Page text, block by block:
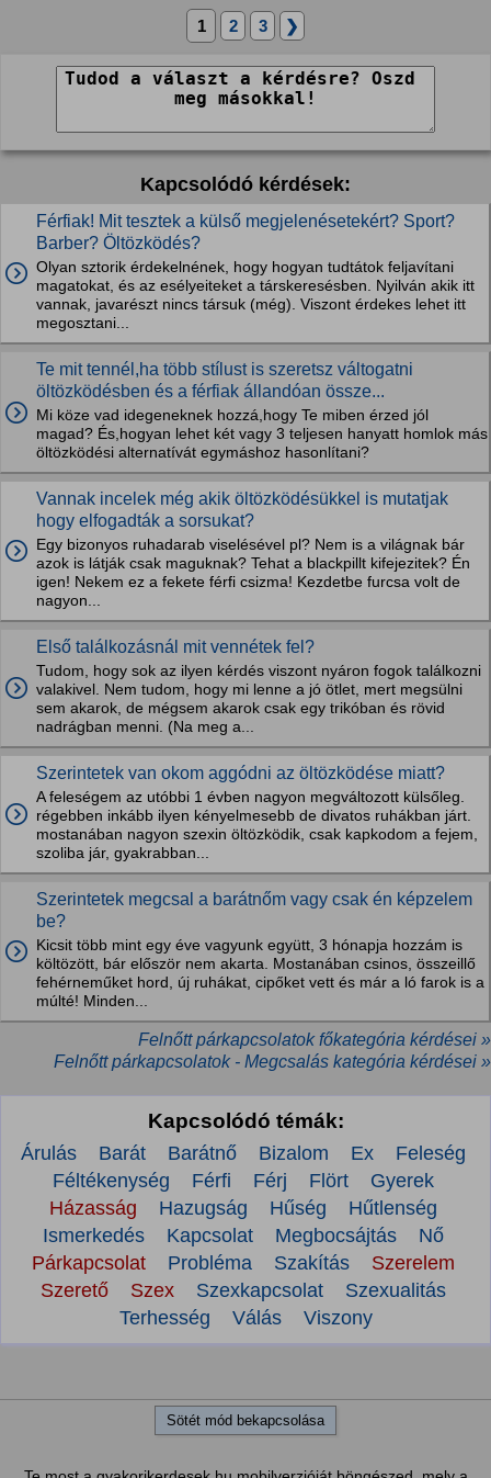
1 2 3 ❯
Kapcsolódó kérdések:
Férfiak! Mit tesztek a külső megjelenésetekért? Sport?
Barber? Öltözködés?
Olyan sztorik érdekelnének, hogy hogyan tudtátok feljavítani
magatokat, és az esélyeiteket a társkeresésben. Nyilván akik itt
vannak, javarészt nincs társuk (még). Viszont érdekes lehet itt
megosztani...
Te mit tennél,ha több stílust is szeretsz váltogatni
öltözködésben és a férfiak állandóan össze...
Mi köze vad idegeneknek hozzá,hogy Te miben érzed jól
magad? És,hogyan lehet két vagy 3 teljesen hanyatt homlok más
öltözködési alternatívát egymáshoz hasonlítani?
Vannak incelek még akik öltözködésükkel is mutatjak
hogy elfogadták a sorsukat?
Egy bizonyos ruhadarab viselésével pl? Nem is a világnak bár
azok is látják csak maguknak? Tehat a blackpillt kifejezitek? Én
igen! Nekem ez a fekete férfi csizma! Kezdetbe furcsa volt de
nagyon...
Első találkozásnál mit vennétek fel?
Tudom, hogy sok az ilyen kérdés viszont nyáron fogok találkozni
valakivel. Nem tudom, hogy mi lenne a jó ötlet, mert megsülni
sem akarok, de mégsem akarok csak egy trikóban és rövid
nadrágban menni. (Na meg a...
Szerintetek van okom aggódni az öltözködése miatt?
A feleségem az utóbbi 1 évben nagyon megváltozott külsőleg.
régebben inkább ilyen kényelmesebb de divatos ruhákban járt.
mostanában nagyon szexin öltözködik, csak kapkodom a fejem,
szoliba jár, gyakrabban...
Szerintetek megcsal a barátnőm vagy csak én képzelem
be?
Kicsit több mint egy éve vagyunk együtt, 3 hónapja hozzám is
költözött, bár először nem akarta. Mostanában csinos, összeillő
fehérneműket hord, új ruhákat, cipőket vett és már a ló farok is a
múlté! Minden...
Felnőtt párkapcsolatok főkategória kérdései »
Felnőtt párkapcsolatok - Megcsalás kategória kérdései »
Kapcsolódó témák:
Árulás Barát Barátnő Bizalom Ex
Feleség
Féltékenység
Férfi Férj Flört
Gyerek
Házasság
Hazugság Hűség
Hűtlenség
Ismerkedés
Kapcsolat Megbocsájtás
Nő
Párkapcsolat
Probléma Szakítás
Szerelem
Szerető
Szex Szexkapcsolat
Szexualitás
Terhesség
Válás Viszony
Sötét mód bekapcsolása